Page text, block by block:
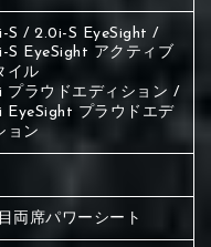
場所を選択
S / 2.0i-S EyeSight /
S EyeSight アクティブ
イル
プラウドエディション /
EyeSight プラウドエデ
ョン
両席パワーシート